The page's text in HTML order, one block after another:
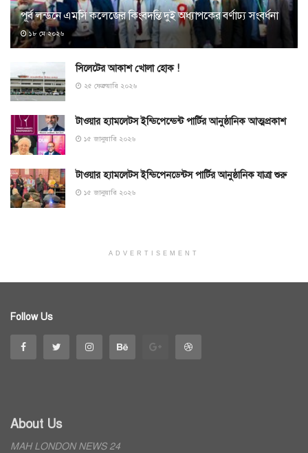
পূর্ব লন্ডনে এমসি কলেজের কিংবদন্তি দুই অধ্যাপকের বর্ণাঢ্য সংবর্ধনা
১৮ মে ২০২৬
সিলেটের আকাশ খোলা হোক !
২৫ ফেব্রুয়ারি ২০২৬
টাওয়ার হ্যামলেটস ইন্ডিপেন্ডেন্ট পার্টির আনুষ্ঠানিক আত্মপ্রকাশ
১৫ জানুয়ারি ২০২৬
টাওয়ার হ্যামলেটস ইন্ডিপেনডেন্টস পার্টির আনুষ্ঠানিক যাত্রা শুরু
১৫ জানুয়ারি ২০২৬
ADVERTISEMENT
Follow Us
About Us
MAH LONDON NEWS 24